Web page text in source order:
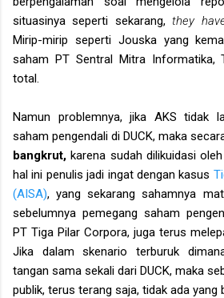
situasinya seperti sekarang,they
Mirip-mirip seperti Jouska yang
saham PT Sentral Mitra Informatika,
total.
Namun problemnya, jika AKS tidak
saham pengendali di DUCK, maka
bangkrut,karena sudah dilikuidasi
hal ini penulis jadi ingat dengan kasus
(AISA), yang sekarang sahamnya
sebelumnya pemegang saham
PT Tiga Pilar Corpora, juga terus
Jika dalam skenario terburuk
tangan sama sekali dari DUCK, maka
publik, terus terang saja, tidak ada yang